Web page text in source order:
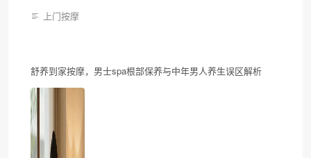
上门按摩
舒养到家按摩，男士spa根部保养与中年男人养生误区解析